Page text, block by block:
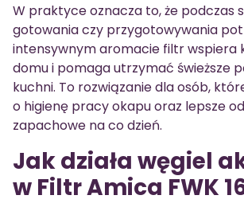
W praktyce oznacza to, że podczas
gotowania czy przygotowywania
intensywnym aromacie filtr wspiera
domu i pomaga utrzymać świeższe
kuchni. To rozwiązanie dla osób,
o higienę pracy okapu oraz lepsze
zapachowe na co dzień.
Jak działa węgiel
w Filtr Amica FWK